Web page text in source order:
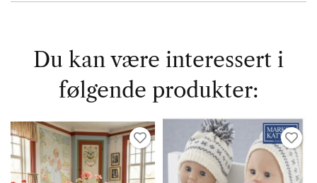
Du kan være interessert i
følgende produkter: